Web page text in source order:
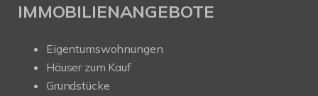
IMMOBILIENANGEBOTE
Eigentumswohnungen
Häuser zum Kauf
Grundstücke